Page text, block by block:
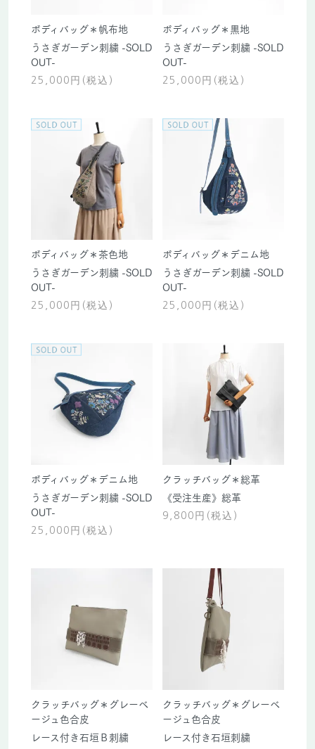
ボディバッグ＊帆布地
うさぎガーデン刺繍 -SOLD
OUT-
25,000円(税込)
ボディバッグ＊黒地
うさぎガーデン刺繍 -SOLD
OUT-
25,000円(税込)
ボディバッグ＊茶色地
うさぎガーデン刺繍 -SOLD
OUT-
25,000円(税込)
ボディバッグ＊デニム地
うさぎガーデン刺繍 -SOLD
OUT-
25,000円(税込)
ボディバッグ＊デニム地
うさぎガーデン刺繍 -SOLD
OUT-
25,000円(税込)
クラッチバッグ＊総革
《受注生産》総革
9,800円(税込)
クラッチバッグ＊グレーベ
ージュ色合皮
レース付き石垣Ｂ刺繍
クラッチバッグ＊グレーベ
ージュ色合皮
レース付き石垣刺繍